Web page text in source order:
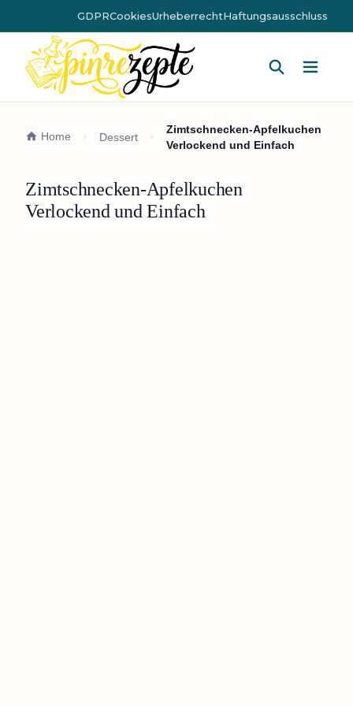
GDPRCookiesUrheberrechtHaftungsausschluss
Home Dessert
Zimtschnecken-Apfelkuchen
Verlockend und Einfach
Zimtschnecken-Apfelkuchen
Verlockend und Einfach